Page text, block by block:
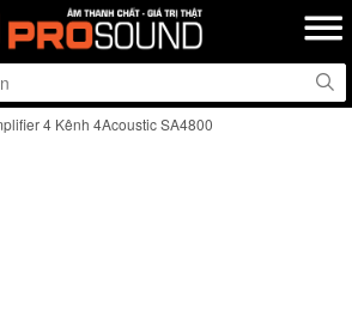
4 Kênh 4Acoustic SA4800